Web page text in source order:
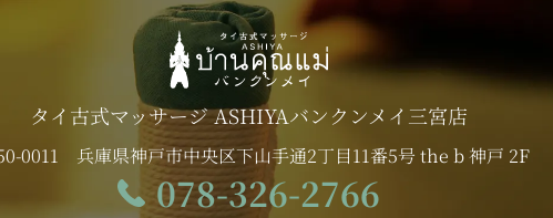
タイ古式マッサージ ASHIYAバンクンメイ 三宮店
0011 兵庫県神戸市中央区下山手通2丁目11番5号 the b 神戸 2F
078-326-2766